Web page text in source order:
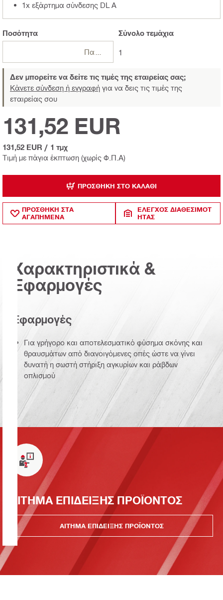
1x εξάρτημα σύνδεσης DL A
Ποσότητα Σύνολοτεμάχια
1
Δεν μπορείτε να δείτε τις τιμές της εταιρείας σας;
Κάνετε σύνδεση ή εγγραφή για να δεις τις τιμές της
εταιρείας σου
Τιμή με πάγια έκπτωση (χωρίς Φ.Π.Α)
131,52 EUR
131,52 EUR / 1 τμχ
ΠΡΟΣΘΉΚΗ ΣΤΟ ΚΑΛΆΘΙ
ΠΡΟΣΘΗΚΗ ΣΤΑ
ΑΓΑΠΗΜΕΝΑ
ΈΛΕΓΧΟΣ ΔΙΑΘΕΣΙΜΌΤ
ΗΤΑΣ
Χαρακτηριστικά &
Εφαρμογές
Εφαρμογές
Για γρήγορο και αποτελεσματικό φύσημα σκόνης και
θραυσμάτων από διανοιγόμενες οπές ώστε να γίνει
δυνατή η σωστή στήριξη αγκυρίων και ράβδων
οπλισμού
ΑΙΤΗΜΑ ΕΠΙΔΕΙΞΗΣ ΠΡΟΪΟΝΤΟΣ
ΑΙΤΗΜΑ ΕΠΙΔΕΙΞΗΣ ΠΡΟΪΟΝΤΟΣ